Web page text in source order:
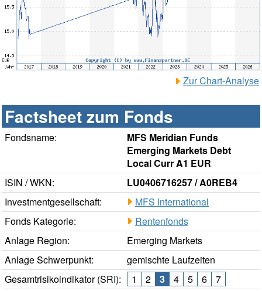
Zur Chart-Analyse
Factsheet zum Fonds
Fondsname:
MFS Meridian Funds
Emerging Markets Debt
Local Curr A1 EUR
ISIN / WKN:
LU0406716257 / A0REB4
Investmentgesellschaft:
MFS International
Fonds Kategorie:
Rentenfonds
Anlage Region:
Emerging Markets
Anlage Schwerpunkt:
gemischte Laufzeiten
Gesamtrisikoindikator (SRI):
1 2 3 4 5 6
7